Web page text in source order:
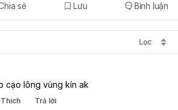
sẻ Lưu Bình luận
Lọc
cạo lông vùng kín ak
Thích Trả lời